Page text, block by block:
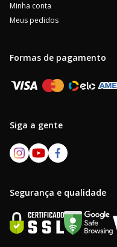
Minha conta
Meus pedidos
Formas de pagamento
Siga a gente
Segurança e qualidade